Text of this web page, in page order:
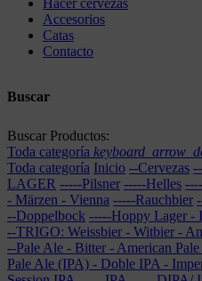
Hacer cervezas
Accesorios
Catas
Contacto
Buscar
Buscar Productos:
Toda categoría
Toda categoría Inicio --Cervezas
LAGER -----Pilsner -----Helles
- Märzen - Vienna -----Rauchbier
--Doppelbock -----Hoppy Lager -
--TRIGO: Weissbier - Witbier -
--Pale Ale - Bitter - American
Pale Ale (IPA) - Doble IPA -